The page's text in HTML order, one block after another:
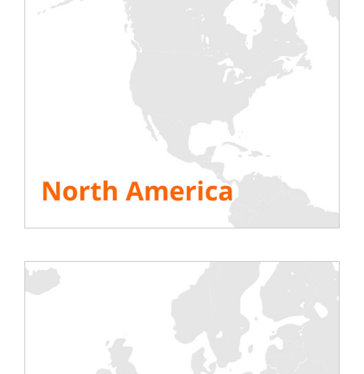
Møt Pierre-Luc Barbe, administrerende
direktør og Matthieu Ruillé, salgsdirektør
for nordiske land.
Del denne historien, velg plattformen din!